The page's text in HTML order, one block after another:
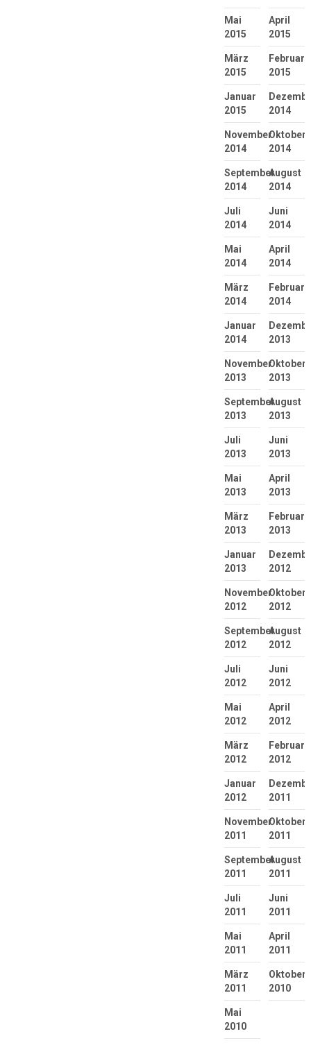
Mai
2015
April
2015
März
2015
Februar
2015
Januar
2015
2014
November
2014
Oktober
2014
September
2014
August
2014
Juli
2014
Juni
2014
Mai
2014
April
2014
März
2014
Februar
2014
Januar
2014
2013
November
2013
Oktober
2013
September
2013
August
2013
Juli
2013
Juni
2013
Mai
2013
April
2013
März
2013
Februar
2013
Januar
2013
2012
November
2012
Oktober
2012
September
2012
August
2012
Juli
2012
Juni
2012
Mai
2012
April
2012
März
2012
Februar
2012
Januar
2012
2011
November
2011
Oktober
2011
September
2011
August
2011
Juli
2011
Juni
2011
Mai
2011
April
2011
März
2011
Oktober
2010
Mai
2010